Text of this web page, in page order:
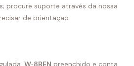
procure suporte através da nossa
de orientação.
W‑8BEN preenchido e conta